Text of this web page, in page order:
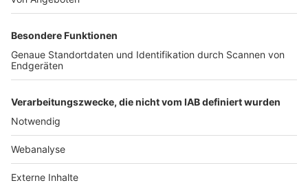
TOP-PARTNER
Nutzungsbedingungen Datenschutz Impressum